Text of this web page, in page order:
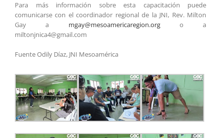
Para más información sobre esta capacitación puede
comunicarse con el coordinador regional de la JNI, Rev. Milton
Gay a mgay@mesoamericaregion.orgo a
miltonjnica4@gmail.com
Fuente Odily Díaz, JNI Mesoamérica